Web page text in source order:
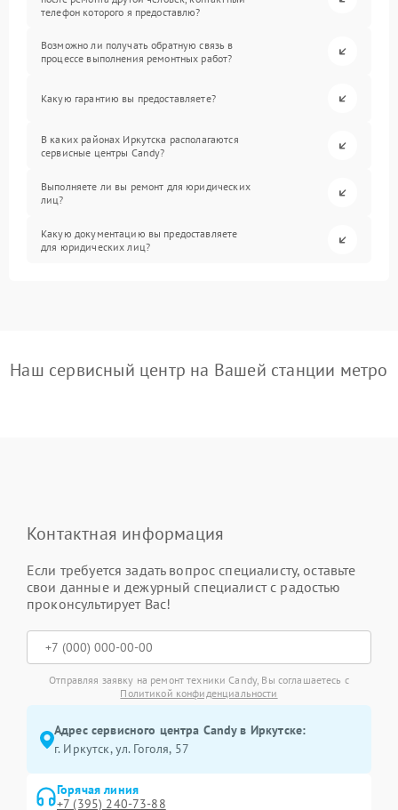
телефон которого я предоставлю?
Возможно ли получать обратную связь в
процессе выполнения ремонтных работ?
Какую гарантию вы предоставляете?
В каких районах Иркутска располагаются
сервисные центры Candy?
Выполняете ли вы ремонт для юридических
лиц?
Какую документацию вы предоставляете
для юридических лиц?
Наш сервисный центр на Вашей станции метро
Контактная информация
Если требуется задать вопрос специалисту, оставьте
свои данные и дежурный специалист с радостью
проконсультирует Вас!
Отправляя заявку на ремонт техники Candy, Вы соглашаетесь с
Политикой конфиденциальности
Адрес сервисного центра Candy в Иркутске:
г. Иркутск, ул. ​Гоголя, 57
Горячая линия
+7 (395) 240-73-88